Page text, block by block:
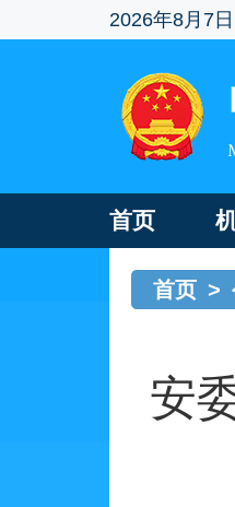
2026年8月7
首页
首页 >
安